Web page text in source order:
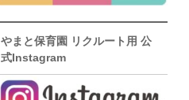
やまと保育園 リクルート用 公
式Instagram